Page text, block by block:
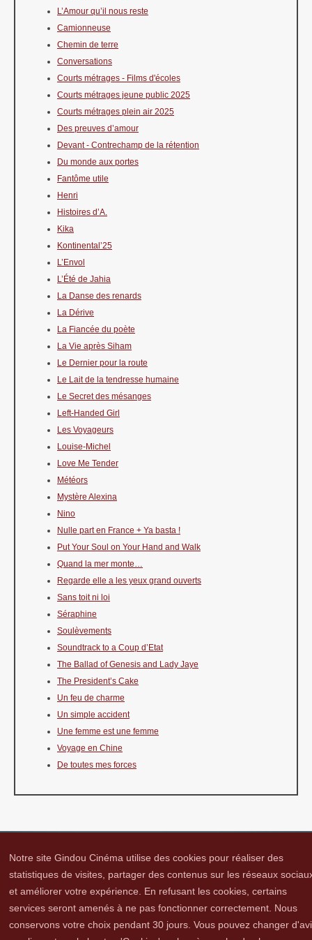
L’Amour qu’il nous reste
Camionneuse
Chemin de terre
Conversations
Courts métrages - Films d'écoles
Courts métrages jeune public 2025
Courts métrages plein air 2025
Des preuves d’amour
Devant - Contrechamp de la rétention
Du monde aux portes
Fantôme utile
Henri
Histoires d’A.
Kika
Kontinental’25
L’Envol
L’Été de Jahia
La Danse des renards
La Dérive
La Fiancée du poète
La Vie après Siham
Le Dernier pour la route
Le Lait de la tendresse humaine
Le Secret des mésanges
Left-Handed Girl
Les Voyageurs
Louise-Michel
Love Me Tender
Météors
Mystère Alexina
Nino
Nulle part en France + Ya basta !
Put Your Soul on Your Hand and Walk
Quand la mer monte…
Regarde elle a les yeux grand ouverts
Sans toit ni loi
Séraphine
Soulèvements
Soundtrack to a Coup d’Etat
The Ballad of Genesis and Lady Jaye
The President’s Cake
Un feu de charme
Un simple accident
Une femme est une femme
Voyage en Chine
De toutes mes forces
Gindou Cinéma Contacts Lettre d'infos Réseaux sociaux Partenaires
Notre site Gindou Cinéma utilise des cookies pour réaliser des
statistiques de visites, partager des contenus sur les réseaux
et améliorer votre expérience. En refusant les cookies, certains
services seront amenés à ne pas fonctionner correctement. Nous
conservons votre choix pendant 30 jours. Vous pouvez changer